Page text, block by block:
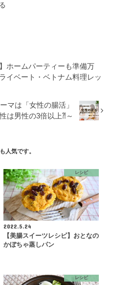
ホームパーティーも準備万
イベート・ベトナム料理レッ
マは「女性の腸活」
は男性の3倍以上⁈～
人気です。
レシピ
2022.5.24
【美腸スイーツレシピ】おとなの
かぼちゃ蒸しパン
レシピ